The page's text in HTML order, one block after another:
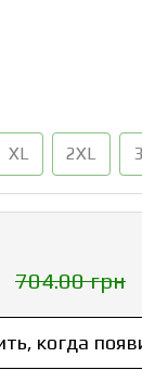
XL 2XL
704.00 грн
когда